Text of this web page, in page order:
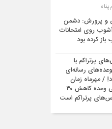
و پرورش: دشمن
روی امتحانات
کرده بود
پرتراکم با
رسانه‌ای
/ مهرماه زمان
راستی‌آزمایی وعده کاهش ۳۰
پرتراکم است